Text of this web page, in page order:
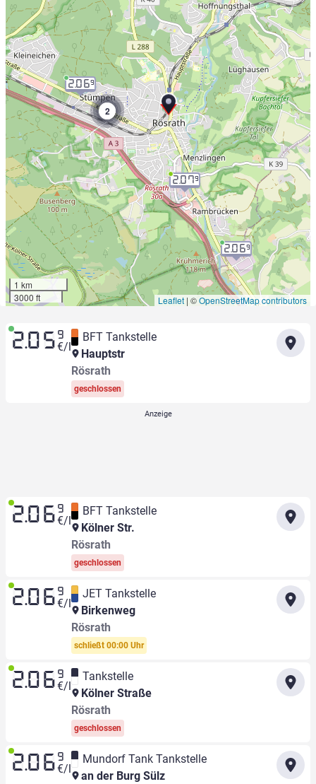
2.069
2.079
2.069
2
1 km
3000 ft
Leaflet | ©OpenStreetMap contributors
2.05 9
€/l
BFT Tankstelle
Hauptstr
Rösrath
geschlossen
2.06 9
€/l
BFT Tankstelle
Kölner Str.
Rösrath
geschlossen
2.06 9
€/l
JET Tankstelle
Birkenweg
Rösrath
schließt 00:00 Uhr
2.06 9
€/l
Tankstelle
Kölner Straße
Rösrath
geschlossen
2.06 9
€/l
Mundorf Tank Tankstelle
an der Burg Sülz